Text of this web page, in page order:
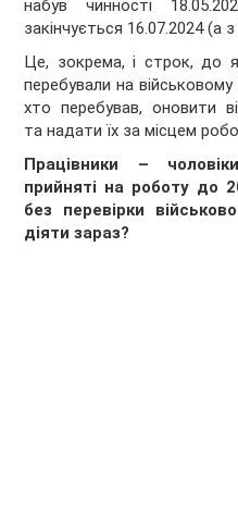
набув чинності
закінчується 16.07.2024 (а
Це, зокрема, і строк, до
перебували на
хто перебував, оновити
та надати їх за місцем
Працівники –
прийняті на роботу до
без перевірки
діяти зараз?